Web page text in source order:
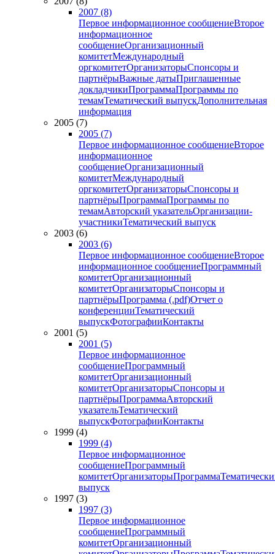
2007 (8)
Первое информационное сообщениеВторое
информационное
сообщениеОрганизационный
комитетМеждународный
оргкомитетОрганизаторыСпонсоры и
партнёрыВажные датыПриглашенные
докладчикиПрограммаПрограммы по
темамТематический выпускДополнительная
информация
2005 (7)
2005 (7)
Первое информационное сообщениеВторое
информационное
сообщениеОрганизационный
комитетМеждународный
оргкомитетОрганизаторыСпонсоры и
партнёрыПрограммаПрограммы по
темамАвторский указательОрганизации-
участникиТематический выпуск
2003 (6)
2003 (6)
Первое информационное сообщениеВторое
информационное сообщениеПрограммный
комитетОрганизационный
комитетОрганизаторыСпонсоры и
партнёрыПрограмма (.pdf)Отчет о
конференцииТематический
выпускФотографииКонтакты
2001 (5)
2001 (5)
Первое информационное
сообщениеПрограммный
комитетОрганизационный
комитетОрганизаторыСпонсоры и
партнёрыПрограммаАвторский
указательТематический
выпускФотографииКонтакты
1999 (4)
1999 (4)
Первое информационное
сообщениеПрограммный
комитетОрганизаторыПрограмма
выпуск
1997 (3)
1997 (3)
Первое информационное
сообщениеПрограммный
комитетОрганизационный